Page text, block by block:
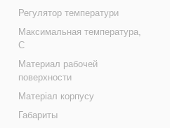
Регулятор температури
Максимальная температура,
С
Материал рабочей
поверхности
Матеріал корпусу
Габариты